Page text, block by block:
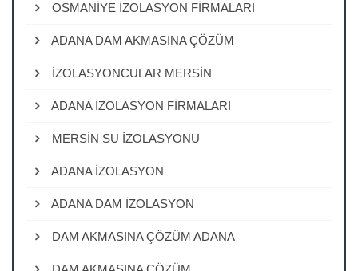
OSMANİYE İZOLASYON FİRMALARI
ADANA DAM AKMASINA ÇÖZÜM
İZOLASYONCULAR MERSİN
ADANA İZOLASYON FİRMALARI
MERSİN SU İZOLASYONU
ADANA İZOLASYON
ADANA DAM İZOLASYON
DAM AKMASINA ÇÖZÜM ADANA